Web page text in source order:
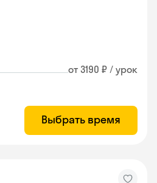
от 3190 ₽ / урок
Выбрать время